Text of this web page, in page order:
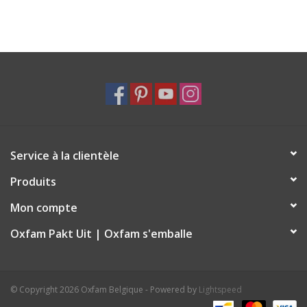
sujet.
Service à la clientèle
Produits
Mon compte
Oxfam Pakt Uit | Oxfam s'emballe
© Copyright 2026 Oxfam Belgique - Powered by Lightspeed